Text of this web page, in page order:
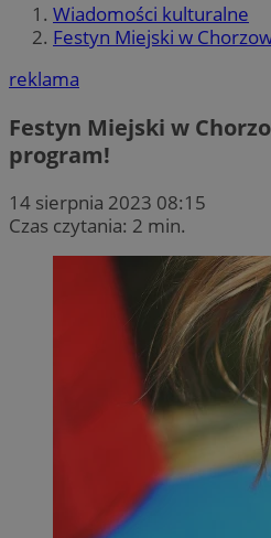
Wiadomości kulturalne
Festyn Miejski w
reklama
Festyn Miejski w
program!
14 sierpnia 2023 08:15
Czas czytania: 2 min.